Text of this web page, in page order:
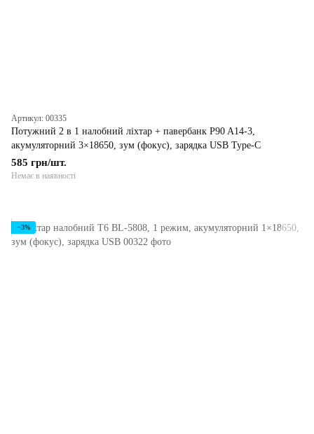
Артикул: 00335
Потужний 2 в 1 налобний ліхтар + павербанк P90 A14-3,
акумуляторний 3×18650, зум (фокус), зарядка USB Type-C
585 грн/шт.
Немає в наявності
−3%